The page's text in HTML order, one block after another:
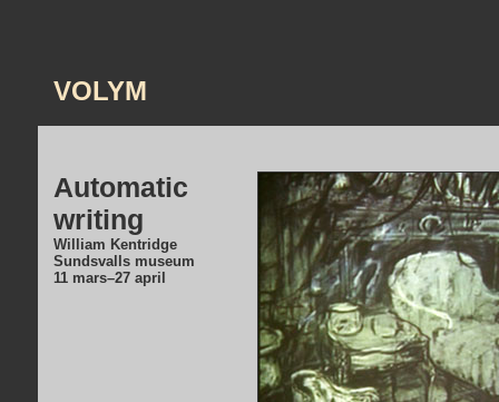
VOLYM
Automatic
writing
William Kentridge
Sundsvalls museum
11 mars–27 april